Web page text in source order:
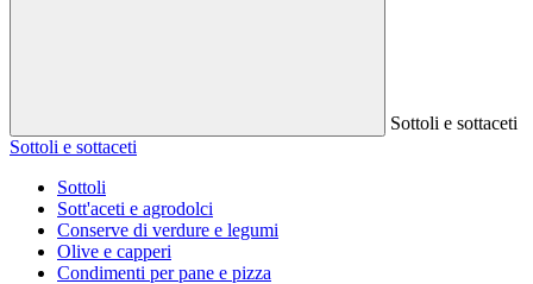
Sottoli e sottaceti
Sottoli e sottaceti
Sottoli
Sott'aceti e agrodolci
Conserve di verdure e legumi
Olive e capperi
Condimenti per pane e pizza